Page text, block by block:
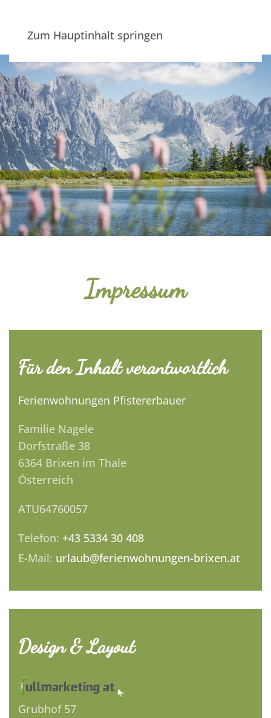
Zum Hauptinhalt springen
Impressum
Für den Inhalt verantwortlich
Ferienwohnungen Pfistererbauer
Familie Nagele
Dorfstraße 38
6364 Brixen im Thale
Österreich
ATU64760057
Telefon: +43 5334 30 408
E-Mail: urlaub@ferienwohnungen-brixen.at
Design & Layout
Grubhof 57